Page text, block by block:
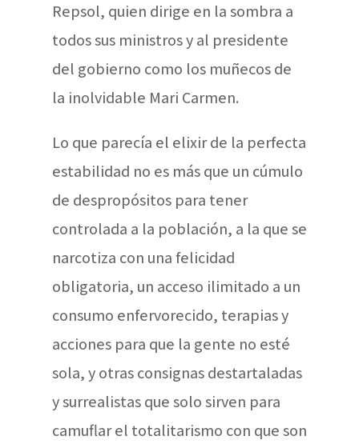
Repsol, quien dirige en la sombra a
todos sus ministros y al presidente
del gobierno como los muñecos de
la inolvidable Mari Carmen.
Lo que parecía el elixir de la perfecta
estabilidad no es más que un cúmulo
de despropósitos para tener
controlada a la población, a la que se
narcotiza con una felicidad
obligatoria, un acceso ilimitado a un
consumo enfervorecido, terapias y
acciones para que la gente no esté
sola, y otras consignas destartaladas
y surrealistas que solo sirven para
camuflar el totalitarismo con que son